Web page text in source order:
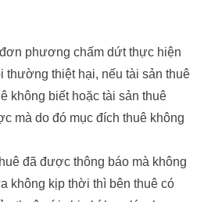
phương chấm dứt thực hiện
thường thiệt hại, nếu tài sản thuê
không biết hoặc tài sản thuê
mà do đó mục đích thuê không
đã được thông báo mà không
không kịp thời thì bên thuê có